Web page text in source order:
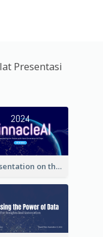
Presentasi
A Presentation on the Revolutionary Development of AI Chips